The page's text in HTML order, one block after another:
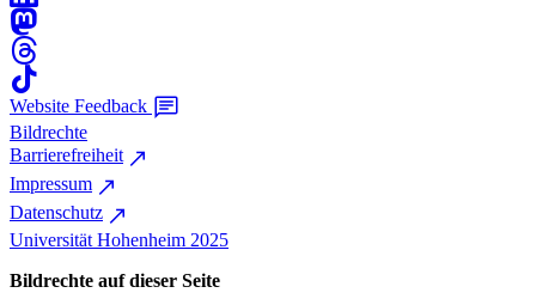
Website Feedback
Bildrechte
Barrierefreiheit
Impressum
Datenschutz
Universität Hohenheim 2025
Bildrechte auf dieser Seite